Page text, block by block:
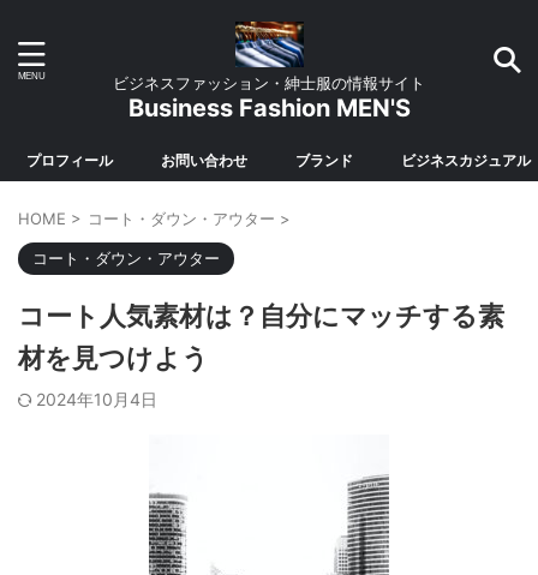
ビジネスファッション・紳士服の情報サイト
Business Fashion MEN'S
プロフィール お問い合わせ ブランド ビジネスカジュアル
HOME > コート・ダウン・アウター >
コート・ダウン・アウター
コート人気素材は？自分にマッチする素
材を見つけよう
2024年10月4日